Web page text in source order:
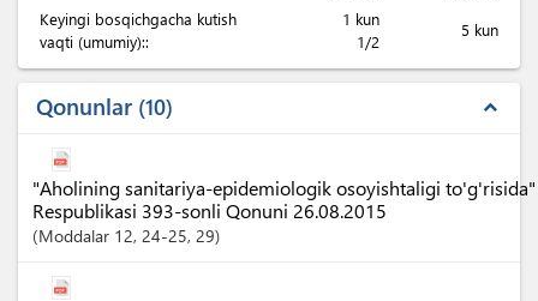
Keyingi bosqichgacha kutish
vaqti (umumiy)::
1 kun
1/2
5 kun
Qonunlar 10 expand_less
"Aholining sanitariya-epidemiologik osoyishtaligi
Respublikasi 393-sonli Qonuni 26.08.2015
Moddalar 12, 24-25, 29